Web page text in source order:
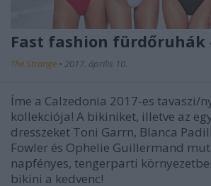
Fast fashion fürdőruhák
The Strange • 2017. április 10.
Íme a Calzedonia 2017-es tavaszi/
kollekciója! A bikiniket, illetve az
dresszeket Toni Garrn, Blanca
Fowler és Ophelie Guillermand
napfényes, tengerparti
bikini a kedvenc!